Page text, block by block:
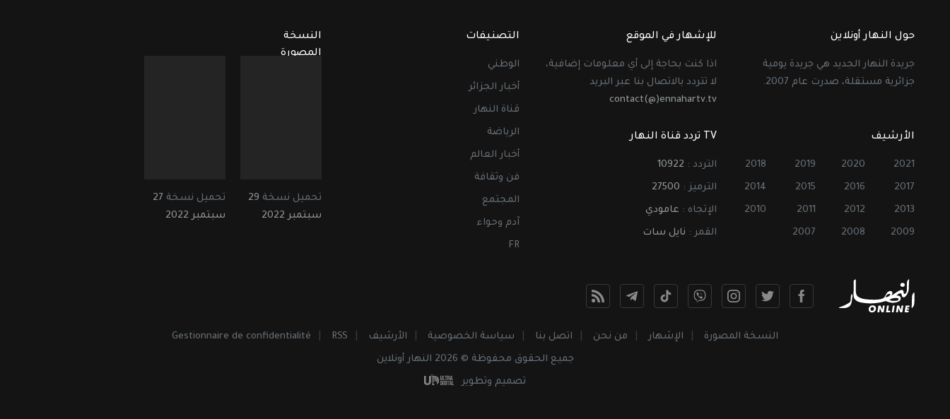
حول النهار أونلاين
جريدة النهار الجديد هي جريدة يومية
جزائرية مستقلة، صدرت عام 2007.
للإشهار في الموقع
اذا كنت بحاجة إلى أي معلومات إضافية،
لا تتردد بالاتصال بنا عبر البريد
contact(@)ennahartv.tv
الأرشيف
2021
2020
2019
2018
2017
2016
2015
2014
2013
2012
2011
2010
2009
2008
2007
TV تردد قناة النهار
التردد : 10922
الترميز : 27500
الإتجاه : عامودي
القمر : نايل سات
التصنيفات
الوطني
أخبار الجزائر
قناة النهار
الرياضة
أخبار العالم
فن وثقافة
المجتمع
آدم وحواء
FR
النسخة
المصورة
تحميل نسخة 29
سبتمبر 2022
تحميل نسخة 27
سبتمبر 2022
النسخة المصورة الإشهار من نحن اتصل بنا سياسة الخصوصية الأرشيف RSS
Gestionnaire de confidentialité
جميع الحقوق محفوظة © 2026 النهار أونلاين
تصميم وتطوير